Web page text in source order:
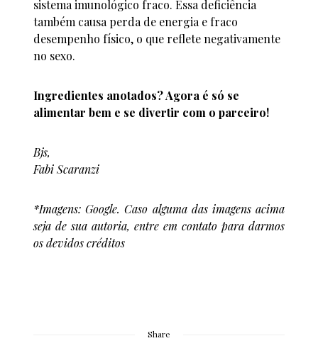
sistema imunológico fraco. Essa deficiência
também causa perda de energia e fraco
desempenho físico, o que reflete negativamente
no sexo.
Ingredientes anotados? Agora é só se
alimentar bem e se divertir com o parceiro!
Bjs,
Fabi Scaranzi
*Imagens: Google. Caso alguma das imagens acima
seja de sua autoria, entre em contato para darmos
os devidos créditos
Share